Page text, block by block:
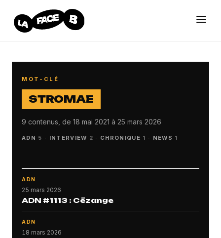
MOT-CLÉ
STROMAE
9 contenus, de 18 mai 2021 à 25 mars 2026
ADN 5 · INTERVIEW 2 · CHRONIQUE 1 · NEWS 1
25 mars 2026
ADN
ADN #1113 : Cēzange
18 mars 2026
ADN